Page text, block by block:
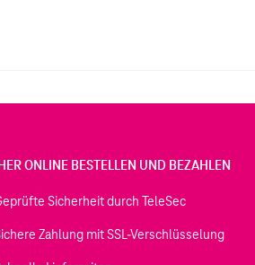
ONLINE BESTELLEN UND BEZAHLEN
Sicherheit durch TeleSec
Zahlung mit SSL-Verschlüsselung